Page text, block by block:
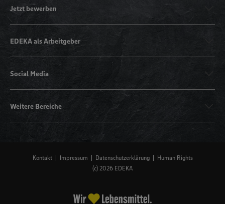
Jetzt bewerben
EDEKA als Arbeitgeber
Social Media
Weitere Bereiche
Kontakt Impressum Datenschutzerklärung
Human Rights
(c) 2026 EDEKA